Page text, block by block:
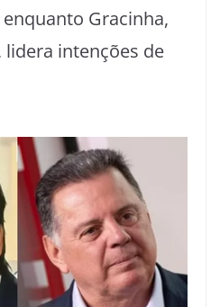
Gracinha,
intenções de